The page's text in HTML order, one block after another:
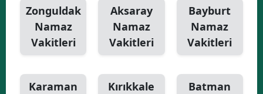
Zonguldak
Namaz
Vakitleri
Aksaray
Namaz
Vakitleri
Bayburt
Namaz
Vakitleri
Karaman
Kırıkkale
Batman